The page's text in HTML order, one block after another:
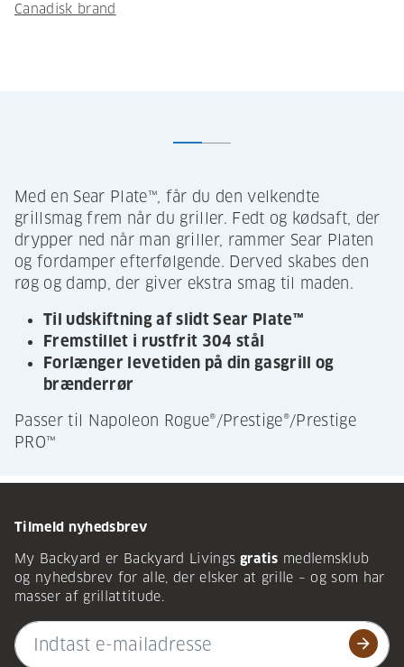
Canadisk brand
Med en Sear Plate™, får du den velkendte
grillsmag frem når du griller. Fedt og kødsaft, der
drypper ned når man griller, rammer Sear Platen
og fordamper efterfølgende. Derved skabes den
røg og damp, der giver ekstra smag til maden.
Til udskiftning af slidt Sear Plate™
Fremstillet i rustfrit 304 stål
Forlænger levetiden på din gasgrill og
brænderrør
Passer til Napoleon Rogue®/Prestige®/Prestige
PRO™
Tilmeld nyhedsbrev
My Backyard er Backyard Livings gratis medlemsklub
og nyhedsbrev for alle, der elsker at grille – og som har
masser af grillattitude.
arrow_forward